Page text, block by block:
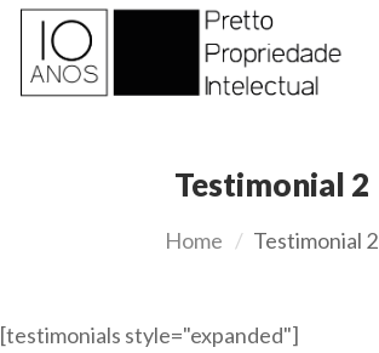
Testimonial 2
Home Testimonial 2
[testimonials style="expanded"]